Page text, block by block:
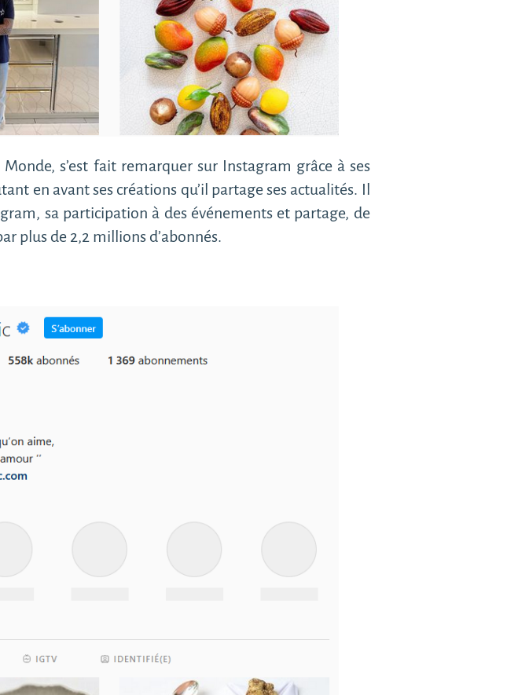
s’est fait remarquer sur Instagram grâce à ses
en avant ses créations qu’il partage ses actualités. Il
sa participation à des événements et partage, de
plus de 2,2 millions d’abonnés.